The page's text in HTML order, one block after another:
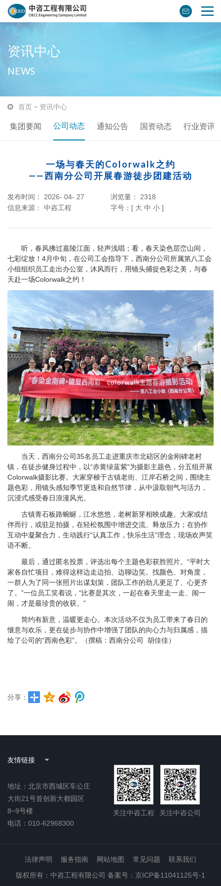
资讯中心
NEWS
首页 资讯中心
集团要闻 公司动态 通知公告 国资动态 行业资讯
一场与春天的Colorwalk之约
——西南分公司开展春游徒步团建活动
发布时间： 2026- 04- 27 浏览量： 2318
信息来源： 中咨工程 字号：[ 大 中 小 ]
听，春风拂过嘉陵江面，轻声浅唱；看，春天染色层峦山间，
七彩绽放！ 4月中旬，在公司工会指导下，西南分公司所属第八工会
小组组织员工走出办公室，沐风而行，用镜头捕捉色彩之美，与春
天赴一场Colorwalk之约！
当天，西南分公司35名员工走进重庆市北碚区的金刚碑老村
镇，在徒步健身过程中，以“赤黄绿蓝紫”为摄影主题色，分五组开展
Colorwalk摄影比赛。大家穿梭于古镇老街、江岸石桥之间，围绕主
题色彩，用镜头感知季节更迭和自然节律，从中汲取朝气与活力，
沉浸式感受春日浪漫风光。
古镇青石板路蜿蜒，江水悠悠，老树新芽相映成趣。大家或结
伴而行，或驻足拍摄，在轻松氛围中增进交流、释放压力；在协作
互动中凝聚合力，生动践行“认真工作，快乐生活”理念，现场欢声笑
语不断。
最后，通过匿名投票，评选出每个主题色彩获胜照片。“平时大
家各自忙项目，难得这样边走边拍、边聊边笑。找颜色、对角度，
一群人为了同一张照片出谋划策，团队工作的劲儿更足了、心更齐
了。”一位员工笑着说，“比赛是其次，一起在春天里走一走、闹一
闹，才是最珍贵的收获。”
简约有新意，温暖更走心。本次活动不仅为员工带来了春日的
惬意与欢乐，更在徒步与协作中增强了团队的向心力与归属感，描
绘了公司的“西南色彩”。
（撰稿：西南分公司 胡佳佳）
分享：
友情链接
地址：北京市西城区车公庄
大街21号首创新大都园区
8~9号楼
电话：010-62968300
关注中咨工程 关注中咨公司
法律声明 服务指南 网站地图 常见问题
联系我们
版权所有：中咨工程有限公司 备案号：京ICP备11041125号-1